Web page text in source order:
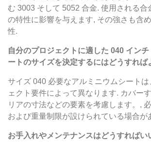
む 3003 そして 5052 合金. 使用される合
の特性に影響を与えます, その強さも含
性.
自分のプロジェクトに適した 040 イン
ートのサイズを決定するにはどうすれば
サイズ 040 必要なアルミニウムシート
ェクト要件によって異なります. カバー
リアの寸法などの要素を考慮します。,
および重量制限が設けられている場合が
お手入れやメンテナンスはどうすればい